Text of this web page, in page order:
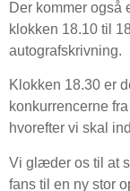
Der kommer også
klokken 18.10 til
autografskrivning.
Klokken 18.30 er
konkurrencerne
hvorefter vi skal
Vi glæder os til at
fans til en ny stor